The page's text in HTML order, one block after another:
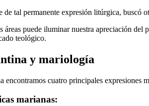
de tal permanente expresión litúrgica,
áreas puede iluminar nuestra apreciación
teológico.
y mariología
encontramos cuatro principales expresiones
marianas: